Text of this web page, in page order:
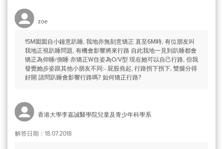
zoe
15M囡囡自小鐘意趴睡, 我地亦無刻意矯正 直至6M時, 有位朋友叫
我地正視趴睡問題, 有機會影響將來行路 自此我地一見到趴睡都會
矯正為仰睡/側睡 亦矯正W住姿為O/V型 現在她可以自己行路, 但我
發覺她步姿跟其他小朋友不同:- 屁股堯起, 行路拐下拐下, 雙腿分得
好開 請問趴睡會影響行路嗎? 如何矯正行路?
香港大學李嘉誠醫學院兒童及青少年科學系
解答日期：18.07.2018